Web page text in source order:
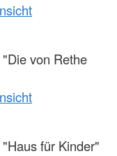
von Rethe
für Kinder"